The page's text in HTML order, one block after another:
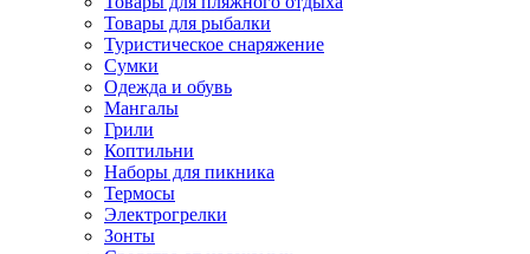
Товары для рыбалки
Туристическое снаряжение
Сумки
Одежда и обувь
Мангалы
Грили
Коптильни
Наборы для пикника
Термосы
Электрогрелки
Зонты